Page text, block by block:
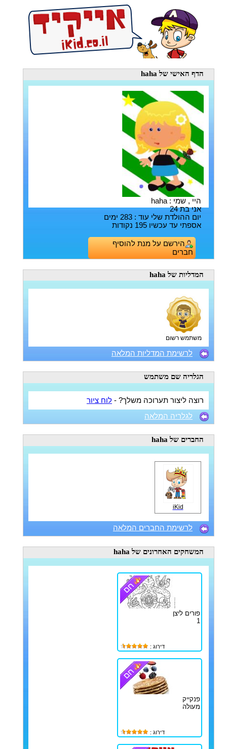
הדף האישי של haha
היי , שמי : haha
אני בת 24
יום ההולדת שלי עוד : 283 ימים
אספתי עד עכשיו 195 נקודות
הירשם על מנת להוסיף
חברים
המדליות של haha
משתמש רשום
לרשימת המדליות המלאה
הגלריה שם משתמש
רוצה ליצור תערוכה משלך? - לוח ציור
לגלריה המלאה
החברים של haha
iKid
לרשימת החברים המלאה
המשחקים האחרונים של haha
פורים ליצן
1
דירוג :
פנקייק
מעולה
דירוג :